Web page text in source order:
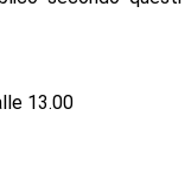
13.00